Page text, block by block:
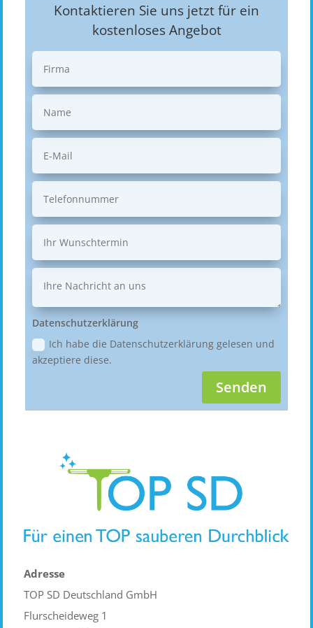
Kontaktieren Sie uns jetzt für ein
kostenloses Angebot
Datenschutzerklärung
Ich habe die Datenschutzerklärung gelesen und
akzeptiere diese.
Senden
Adresse
TOP SD Deutschland GmbH
Flurscheideweg 1